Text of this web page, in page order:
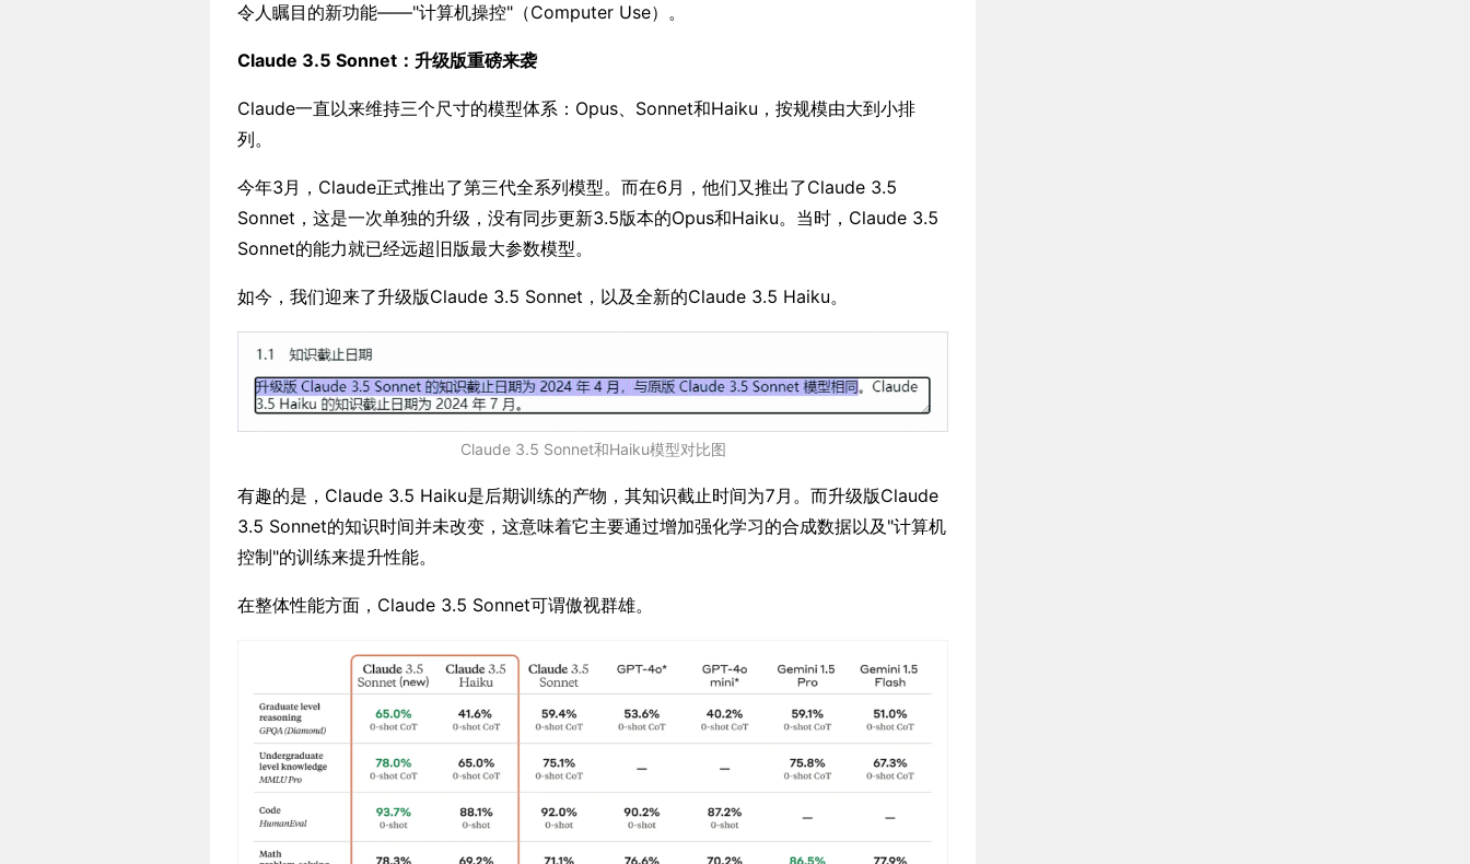
令人瞩目的新功能——"计算机操控"（Computer Use）。
Claude 3.5 Sonnet：升级版重磅来袭
Claude一直以来维持三个尺寸的模型体系：Opus、Sonnet和Haiku，按规模由大到小排
列。
今年3月，Claude正式推出了第三代全系列模型。而在6月，他们又推出了Claude 3.5
Sonnet，这是一次单独的升级，没有同步更新3.5版本的Opus和Haiku。当时，Claude 3.5
Sonnet的能力就已经远超旧版最大参数模型。
如今，我们迎来了升级版Claude 3.5 Sonnet，以及全新的Claude 3.5 Haiku。
Claude 3.5 Sonnet和Haiku模型对比图
有趣的是，Claude 3.5 Haiku是后期训练的产物，其知识截止时间为7月。而升级版Claude
3.5 Sonnet的知识时间并未改变，这意味着它主要通过增加强化学习的合成数据以及"计算机
控制"的训练来提升性能。
在整体性能方面，Claude 3.5 Sonnet可谓傲视群雄。